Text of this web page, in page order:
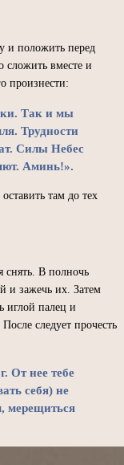
и положить перед
вместе и
произнести:
Так и мы
Трудности
Силы Небес
Аминь!».
там до тех
снять. В полночь
и зажечь их. Затем
иглой палец и
следует прочесть
От нее тебе
себя) не
мерещиться